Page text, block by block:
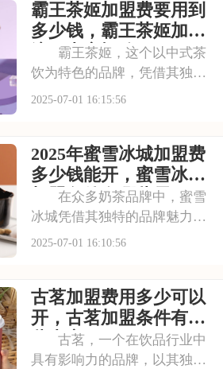
择。走进古茗的店铺，那浓郁
的茶香与清新的果香交织，让
人瞬间放松身心。那么
霸王茶姬加盟费要用到
多少钱，霸王茶姬加盟
流程内容概览
霸王茶姬，这个以中式茶
饮为特色的品牌，凭借其独特
的口感和深厚的文化底蕴，赢
优质茶叶和新鲜食材，搭配独
特的配方，呈现出浓郁的茶香
和丰富的口感。让我
2025-07-01 16:15:56
2025年蜜雪冰城加盟费
多少钱能开，蜜雪冰城
加盟条件有哪些需要了
解
在众多奶茶品牌中，蜜雪
冰城凭借其独特的品牌魅力脱
颖而出。它赢得了广大消费者
自己的店铺注入活力。品牌效
应不仅能吸引更多的顾客，还
能提升店铺的知名度
2025-07-01 16:10:56
古茗加盟费用多少可以
开，古茗加盟条件有哪
些内容
古茗，一个在饮品行业中
具有影响力的品牌，以其独特